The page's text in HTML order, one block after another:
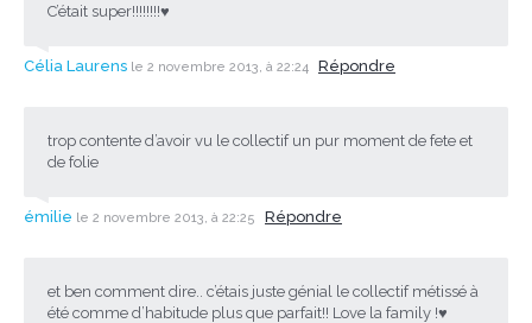
C’était super!!!!!!!!♥
Célia Laurens le 2 novembre 2013, à 22:24 Répondre
trop contente d’avoir vu le collectif un pur moment de fete et
de folie
émilie le 2 novembre 2013, à 22:25 Répondre
et ben comment dire.. c’étais juste génial le collectif métissé à
été comme d’habitude plus que parfait!! Love la family !♥